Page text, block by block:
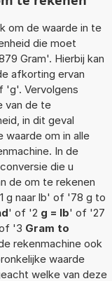
om de waarde in te
die moet
Gram'. Hierbij kan
afkorting ervan
'g'. Vervolgens
van de te
in dit geval
waarde om in alle
In de
die u
de om te rekenen
g naar lb' of '78 g to
' of '2 g = lb' of '27
'3 Gram to
rekenmachine ook
waarde
welke van deze